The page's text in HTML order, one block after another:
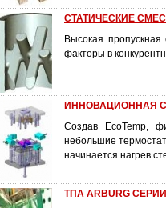
СТАТИЧЕСКИЕ
Высокая
факторы в
ИННОВАЦИОННАЯ
Создав EcoTemp,
небольшие
начинается нагрев
ТПА ARBURG СЕРИИ